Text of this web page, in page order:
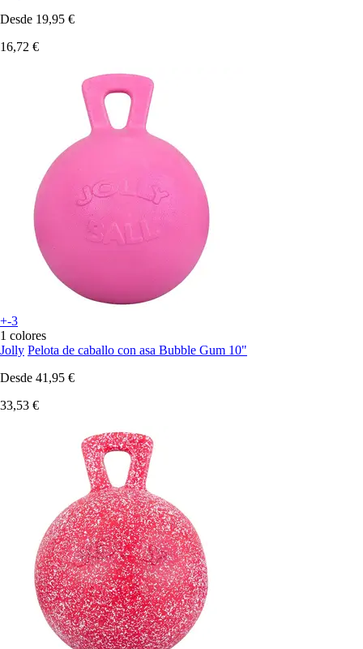
Desde 19,95 €
16,72 €
+-3
1 colores
Jolly Pelota de caballo con asa Bubble Gum 10"
Desde 41,95 €
33,53 €